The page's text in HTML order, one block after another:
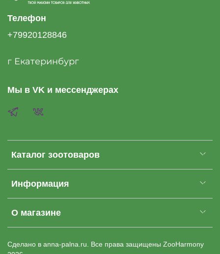
Каталог зоотоваров
Информация
О магазине
Телефон
+79920128846
г Екатеринбург
Мы в VK и мессенджерах
Cделано в anna-palna.ru. Все права защищены ZooHarmony